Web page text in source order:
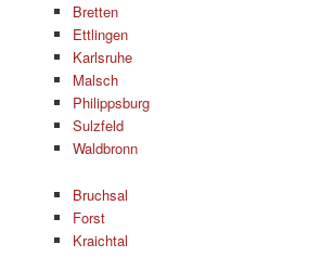
Bretten
Ettlingen
Karlsruhe
Malsch
Philippsburg
Sulzfeld
Waldbronn
Bruchsal
Forst
Kraichtal